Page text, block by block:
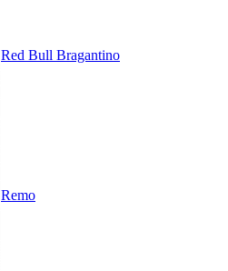
Red Bull Bragantino
Remo